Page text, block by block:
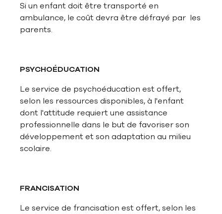
Si un enfant doit être transporté en
ambulance, le coût devra être défrayé par les
parents.
PSYCHOÉDUCATION
Le service de psychoéducation est offert,
selon les ressources disponibles, à l'enfant
dont l'attitude requiert une assistance
professionnelle dans le but de favoriser son
développement et son adaptation au milieu
scolaire.
FRANCISATION
Le service de francisation est offert, selon les